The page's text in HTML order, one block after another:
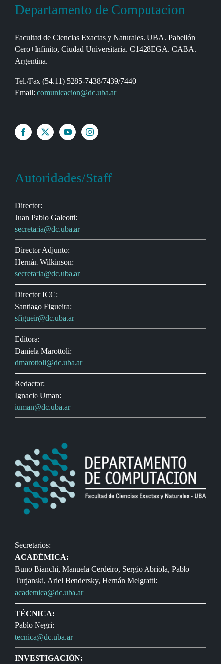
Departamento de Computacion
Facultad de Ciencias Exactas y Naturales. UBA. Pabellón
Cero+Infinito, Ciudad Universitaria. C1428EGA. CABA.
Argentina.
Tel./Fax (54.11) 5285-7438/7439/7440
Email: comunicacion@dc.uba.ar
Autoridades/Staff
Director:
Juan Pablo Galeotti:
secretaria@dc.uba.ar
Director Adjunto:
Hernán Wilkinson:
secretaria@dc.uba.ar
Director ICC:
Santiago Figueira:
sfigueir@dc.uba.ar
Editora:
Daniela Marottoli:
dmarottoli@dc.uba.ar
Redactor:
Ignacio Uman:
iuman@dc.uba.ar
Secretarios:
ACADÉMICA:
Buno Bianchi, Manuela Cerdeiro, Sergio Abriola, Pablo
Turjanski, Ariel Bendersky, Hernán Melgratti:
academica@dc.uba.ar
TÉCNICA:
Pablo Negri:
tecnica@dc.uba.ar
INVESTIGACIÓN: